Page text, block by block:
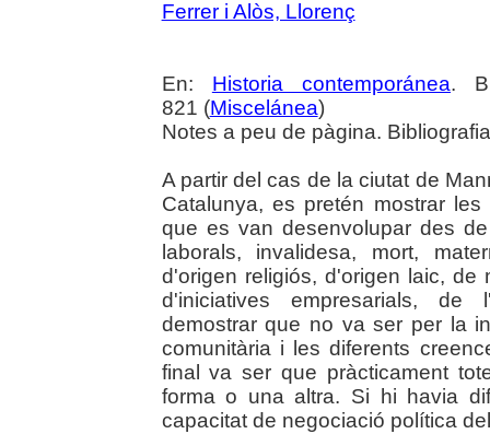
Ferrer i Alòs, Llorenç
En: Historia contemporánea.
821 (Miscelánea)
Notes a peu de pàgina.
A partir del cas de la ciutat de
Catalunya, es pretén mostrar
que es van desenvolupar des
laborals, invalidesa, mort,
d'origen religiós, d'origen laic, de
d'iniciatives empresarials, de
demostrar que no va ser per la
comunitària i les diferents
final va ser que pràcticament
forma o una altra. Si hi havia
capacitat de negociació política